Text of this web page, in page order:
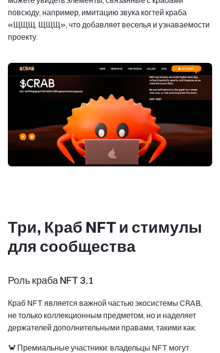
повсюду, например, имитацию звука когтей краба
«ЩЩЩ. ЩЩЩ», что добавляет веселья и узнаваемости
проекту.
Три, Краб NFT и стимулы
для сообщества
Роль краба NFT 3.1
Краб NFT является важной частью экосистемы CRAB,
не только коллекционным предметом, но и наделяет
держателей дополнительными правами, такими как:
🦀 Премиальные участники: владельцы NFT могут